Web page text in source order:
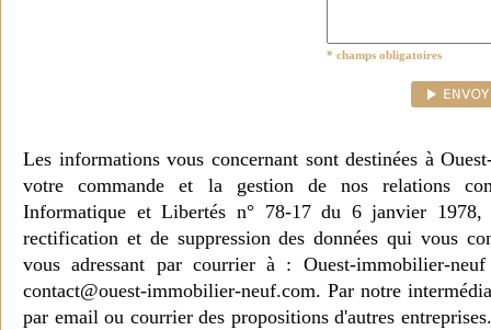
* champs obligatoires
Les informations vous concernant sont destinées à
votre commande et la gestion de nos relations
Informatique et Libertés n° 78-17 du 6 janvier 1978,
rectification et de suppression des données qui vous
vous adressant par courrier à : Ouest-immobilier-
contact@ouest-immobilier-neuf.com. Par notre
par email ou courrier des propositions d'autres